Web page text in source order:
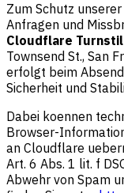
Zum Schutz
Anfragen und
Cloudflare
Townsend St., San
erfolgt beim
Sicherheit und
Dabei koennen
Browser-
an Cloudflare
Art. 6 Abs. 1 lit. f
Abwehr von Spam